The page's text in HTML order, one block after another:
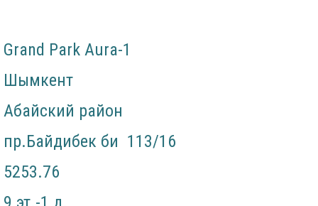
Grand Park Aura-1
Шымкент
Абайский район
пр.Байдибек би 113/16
5253.76